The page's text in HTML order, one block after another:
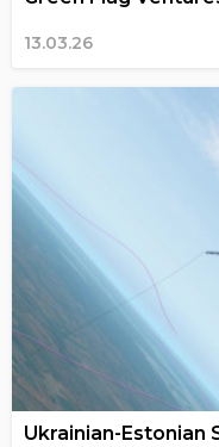
13.03.26
Ukrainian-Estonian